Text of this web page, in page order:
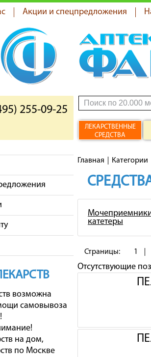
Акции и спецпредложения
255-09-25
ЛЕКАРСТВЕННЫЕ
СРЕДСТВА
возможна
самовывоза
на дом,
по Москве
Главная Категории
катетеры
Страницы: 1
Отсутствующие